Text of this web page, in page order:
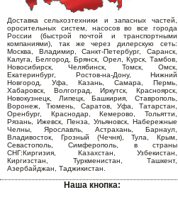
Доставка сельхозтехники и запасных частей,
оросительных систем, насосов во все города
России (быстрой почтой и транспортными
компаниями), так же через дилерскую сеть:
Москва, Владимир, Санкт-Петербург, Саранск,
Калуга, Белгород, Брянск, Орел, Курск, Тамбов,
Новосибирск, Челябинск, Томск, Омск,
Екатеринбург, Ростов-на-Дону, Нижний
Новгород, Уфа, Казань, Самара, Пермь,
Хабаровск, Волгоград, Иркутск, Красноярск,
Новокузнецк, Липецк, Башкирия, Ставрополь,
Воронеж, Тюмень, Саратов, Уфа, Татарстан,
Оренбург, Краснодар, Кемерово, Тольятти,
Рязань, Ижевск, Пенза, Ульяновск, Набережные
Челны, Ярославль, Астрахань, Барнаул,
Владивосток, Грозный (Чечня), Тула, Крым,
Севастополь, Симферополь, в страны
СНГ:Киргизия, Казахстан, Узбекистан,
Киргизстан, Туркменистан, Ташкент,
Азербайджан, Таджикистан.
Наша кнопка: